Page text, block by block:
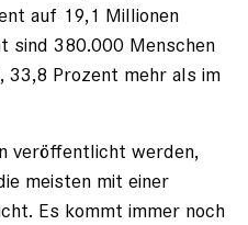
auf 19,1 Millionen
sind 380.000 Menschen
33,8 Prozent mehr als im
veröffentlicht werden,
meisten mit einer
Es kommt immer noch